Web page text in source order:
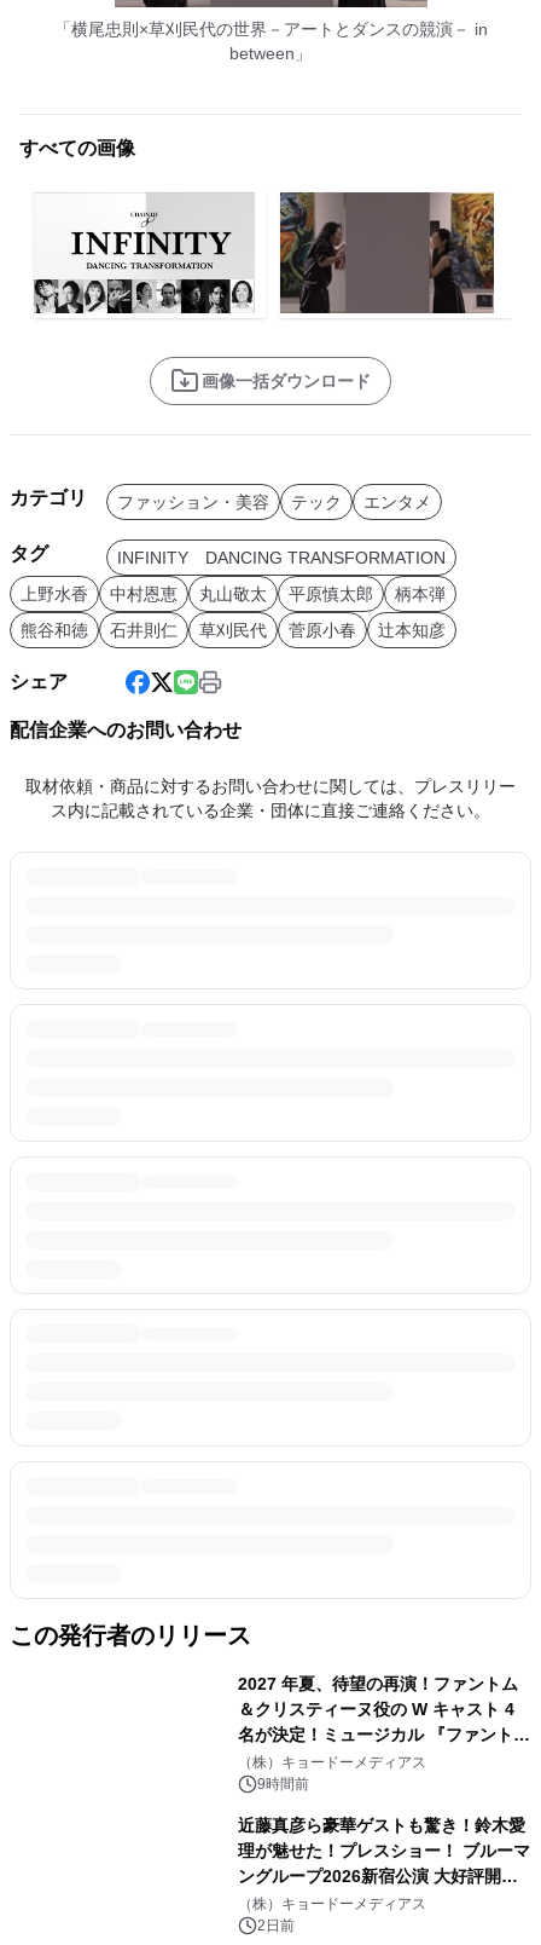
「横尾忠則×草刈民代の世界－アートとダンスの競演－ in
between」
すべての画像
画像一括ダウンロード
カテゴリ ファッション・美容 テック エンタメ
タグ
INFINITY DANCING TRANSFORMATION
上野水香
中村恩恵 丸山敬太 平原慎太郎
柄本弾
熊谷和徳
石井則仁 草刈民代 菅原小春 辻本知彦
シェア
配信企業へのお問い合わせ
取材依頼・商品に対するお問い合わせに関しては、プレスリリー
ス内に記載されている企業・団体に直接ご連絡ください。
この発行者のリリース
2027 年夏、待望の再演！ファントム
＆クリスティーヌ役の W キャスト 4
名が決定！ミュージカル 『ファント
ム』
（株）キョードーメディアス
9時間前
近藤真彦ら豪華ゲストも驚き！鈴木愛
理が魅せた！プレスショー！ ブルーマ
ングループ2026新宿公演 大好評開催
中！！
（株）キョードーメディアス
2日前